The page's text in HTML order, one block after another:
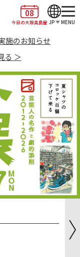
08
今日の大阪高島屋 JP MENU
施のお知らせ
る ＞